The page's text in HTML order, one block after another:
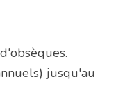
jusqu'au